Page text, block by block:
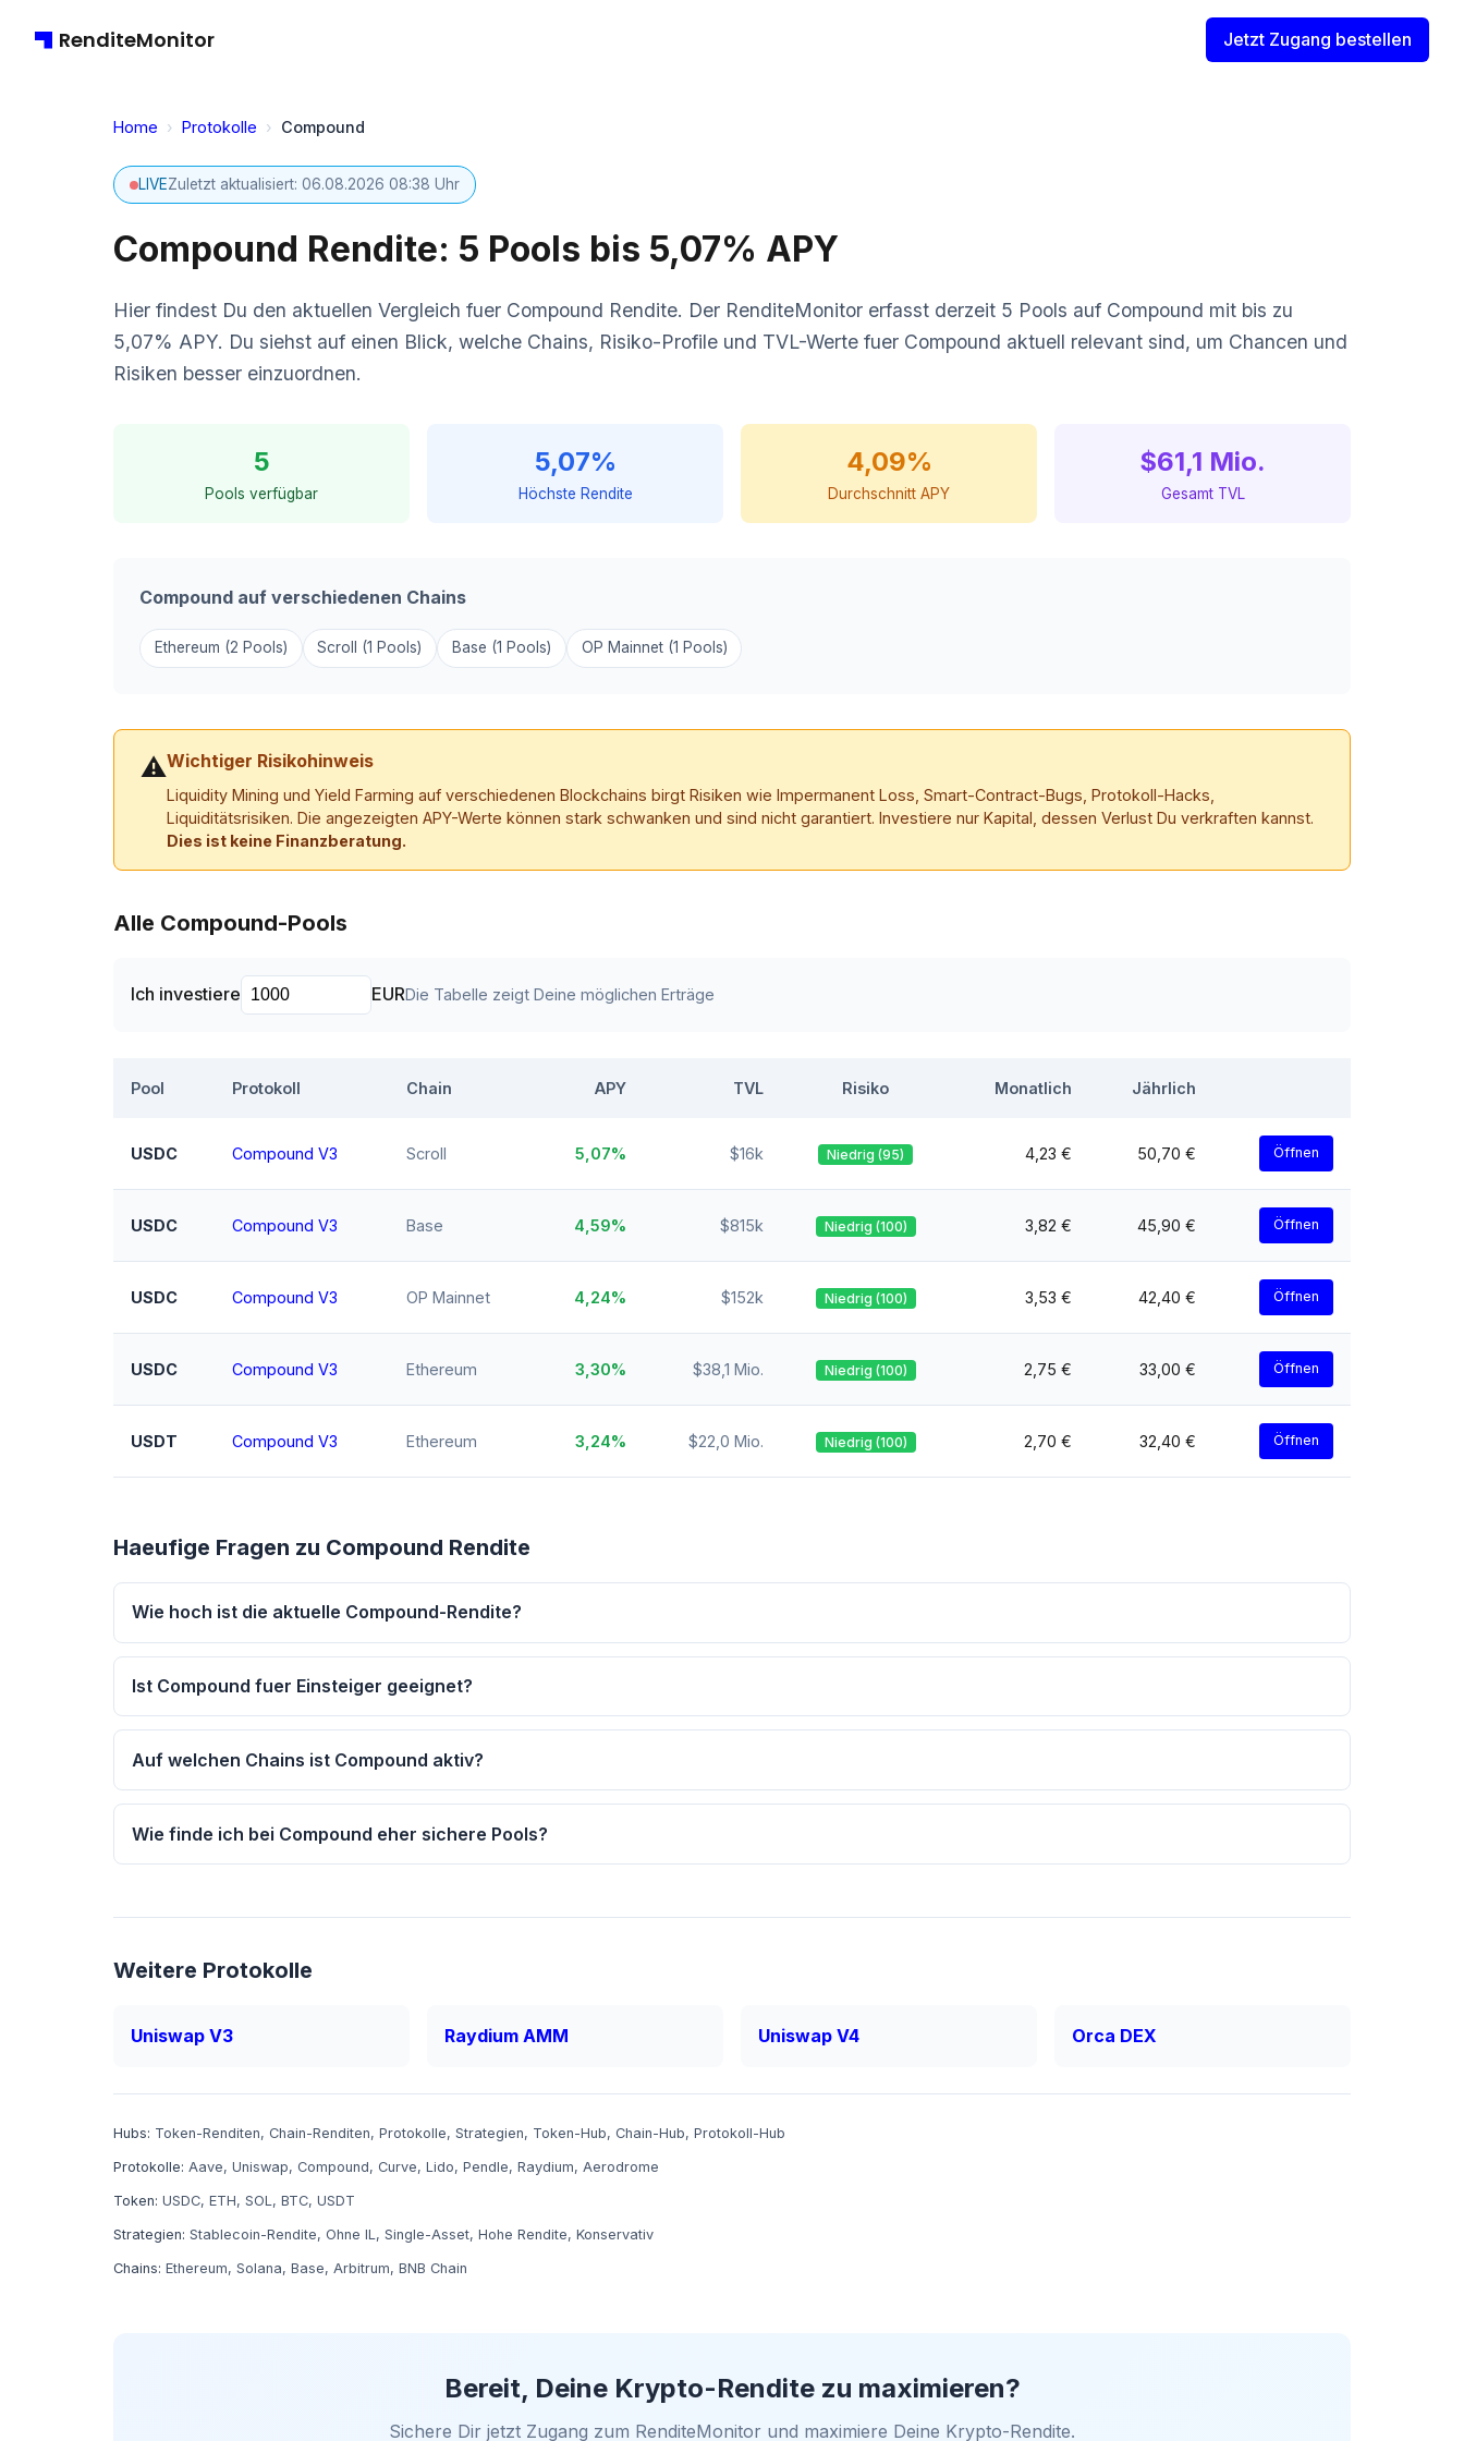
RenditeMonitor Jetzt Zugang bestellen
Home › Protokolle › Compound
LIVEZuletzt aktualisiert: 06.08.2026 08:38 Uhr
Compound Rendite: 5 Pools bis 5,07% APY
Hier findest Du den aktuellen Vergleich fuer Compound Rendite. Der RenditeMonitor erfasst derzeit 5 Pools auf Compound mit bis zu
5,07% APY. Du siehst auf einen Blick, welche Chains, Risiko-Profile und TVL-Werte fuer Compound aktuell relevant sind, um Chancen und
Risiken besser einzuordnen.
5
Pools verfügbar
5,07%
Höchste Rendite
4,09%
Durchschnitt APY
$61,1 Mio.
Gesamt TVL
Compound auf verschiedenen Chains
Ethereum (2 Pools) Scroll (1 Pools) Base (1 Pools) OP Mainnet (1 Pools)
⚠Wichtiger Risikohinweis
Liquidity Mining und Yield Farming auf verschiedenen Blockchains birgt Risiken wie Impermanent Loss, Smart-Contract-Bugs, Protokoll-Hacks,
Liquiditätsrisiken. Die angezeigten APY-Werte können stark schwanken und sind nicht garantiert. Investiere nur Kapital, dessen Verlust Du verkraften kannst.
Dies ist keine Finanzberatung.
Alle Compound-Pools
Ich investiere EURDie Tabelle zeigt Deine möglichen Erträge
Pool Protokoll Chain APY TVL Risiko Monatlich Jährlich
USDC Compound V3 Scroll 5,07% $16k Niedrig (95) 4,23 € 50,70 € Öffnen
USDC Compound V3 Base 4,59% $815k Niedrig (100) 3,82 € 45,90 € Öffnen
USDC Compound V3 OP Mainnet 4,24% $152k Niedrig (100) 3,53 € 42,40 € Öffnen
USDC Compound V3 Ethereum 3,30% $38,1 Mio. Niedrig (100) 2,75 € 33,00 € Öffnen
USDT Compound V3 Ethereum 3,24% $22,0 Mio. Niedrig (100) 2,70 € 32,40 € Öffnen
Haeufige Fragen zu Compound Rendite
Wie hoch ist die aktuelle Compound-Rendite?
Ist Compound fuer Einsteiger geeignet?
Auf welchen Chains ist Compound aktiv?
Wie finde ich bei Compound eher sichere Pools?
Weitere Protokolle
Uniswap V3 Raydium AMM Uniswap V4 Orca DEX
Hubs: Token-Renditen, Chain-Renditen, Protokolle, Strategien, Token-Hub, Chain-Hub, Protokoll-Hub
Protokolle: Aave, Uniswap, Compound, Curve, Lido, Pendle, Raydium, Aerodrome
Token: USDC, ETH, SOL , BTC, USDT
Strategien: Stablecoin-Rendite, Ohne IL , Single-Asset, Hohe Rendite, Konservativ
Chains: Ethereum, Solana, Base, Arbitrum, BNB Chain
Bereit, Deine Krypto-Rendite zu maximieren?
Sichere Dir jetzt Zugang zum RenditeMonitor und maximiere Deine Krypto-Rendite.